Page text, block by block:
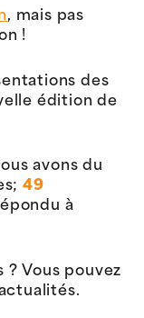
, mais pas
!
des
édition de
avons du
49
à
? Vous pouvez